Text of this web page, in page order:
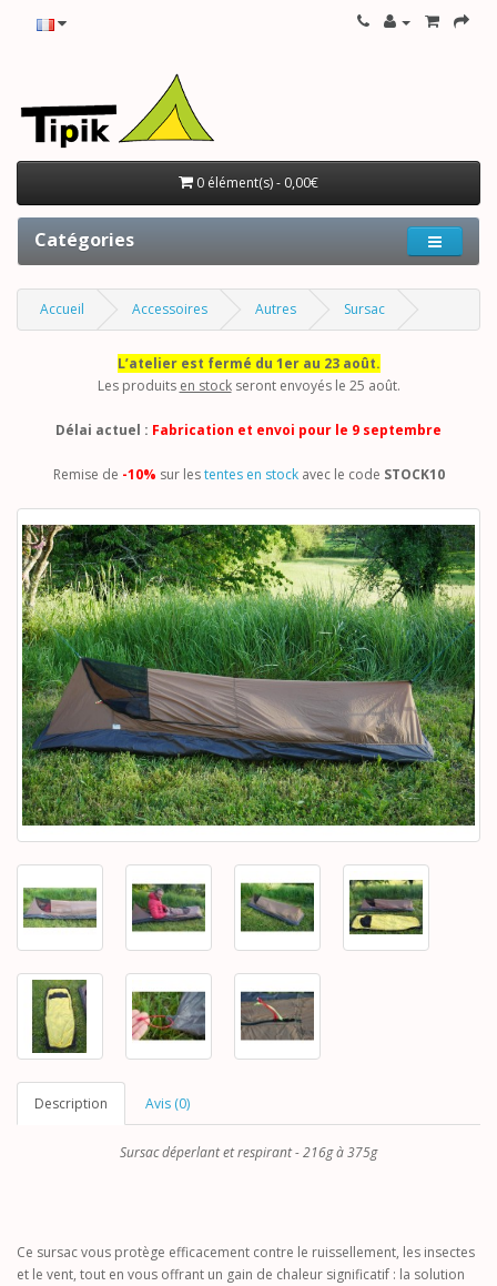
0 élément(s) - 0,00€
Catégories
Accueil Accessoires Autres Sursac
L’atelier est fermé du 1er au 23 août.
Les produits en stockseront envoyés le 25 août.
Délai actuel : Fabrication et envoi pour le 9 septembre
Remise de -10% sur lestentes en stockavec le code STOCK10
Description Avis (0)
Sursac déperlant et respirant - 216g à 375g
Ce sursac vous protège efficacement contre le ruissellement, les insectes
et le vent, tout en vous offrant un gain de chaleur significatif : la solution